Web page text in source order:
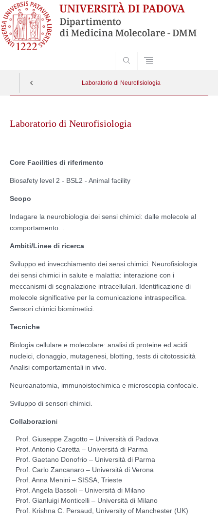
Laboratorio di Neurofisiologia
contentLaboratorio di Neurofisiologia
Core Facilities di riferimento
Biosafety level 2 - BSL2 - Animal facility
Scopo
Indagare la neurobiologia dei sensi chimici: dalle molecole al
comportamento. .
Ambiti/Linee di ricerca
Sviluppo ed invecchiamento dei sensi chimici. Neurofisiologia
dei sensi chimici in salute e malattia: interazione con i
meccanismi di segnalazione intracellulari. Identificazione di
molecole significative per la comunicazione intraspecifica.
Sensori chimici biomimetici.
Tecniche
Biologia cellulare e molecolare: analisi di proteine ed acidi
nucleici, clonaggio, mutagenesi, blotting, tests di citotossicità
Analisi comportamentali in vivo.
Neuroanatomia, immunoistochimica e microscopia confocale.
Sviluppo di sensori chimici.
Collaborazioni
Prof. Giuseppe Zagotto – Università di Padova
Prof. Antonio Caretta – Università di Parma
Prof. Gaetano Donofrio – Università di Parma
Prof. Carlo Zancanaro – Università di Verona
Prof. Anna Menini – SISSA, Trieste
Prof. Angela Bassoli – Università di Milano
Prof. Gianluigi Monticelli – Università di Milano
Prof. Krishna C. Persaud, University of Manchester (UK)